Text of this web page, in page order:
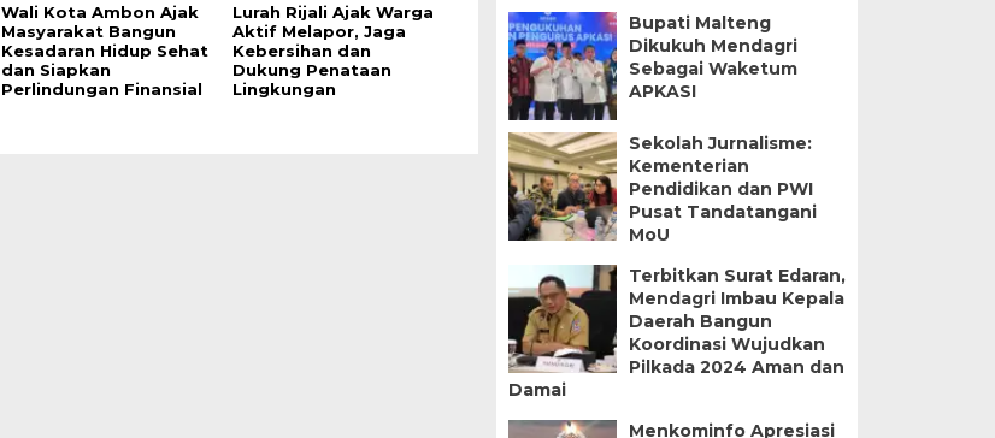
Wali Kota Ambon Ajak
Masyarakat Bangun
Kesadaran Hidup Sehat
dan Siapkan
Perlindungan Finansial
Lurah Rijali Ajak Warga
Aktif Melapor, Jaga
Kebersihan dan
Dukung Penataan
Lingkungan
Bupati Malteng
Dikukuh Mendagri
Sebagai Waketum
APKASI
Sekolah Jurnalisme:
Kementerian
Pendidikan dan PWI
Pusat Tandatangani
MoU
Terbitkan Surat Edaran,
Mendagri Imbau Kepala
Daerah Bangun
Koordinasi Wujudkan
Pilkada 2024 Aman dan
Damai
Menkominfo Apresiasi